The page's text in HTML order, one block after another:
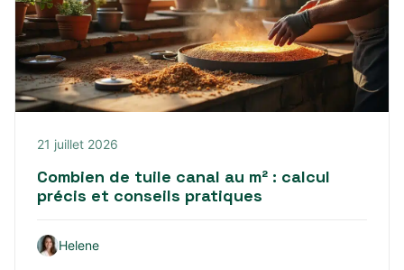
21 juillet 2026
Combien de tuile canal au m² : calcul
précis et conseils pratiques
Helene